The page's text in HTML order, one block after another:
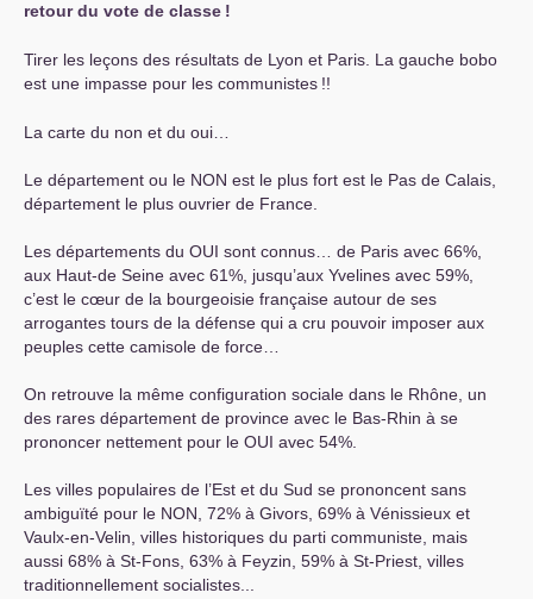
retour du vote de classe !
Tirer les leçons des résultats de Lyon et Paris. La gauche bobo
est une impasse pour les communistes !!
La carte du non et du oui…
Le département ou le NON est le plus fort est le Pas de Calais,
département le plus ouvrier de France.
Les départements du OUI sont connus… de Paris avec 66%,
aux Haut-de Seine avec 61%, jusqu’aux Yvelines avec 59%,
c’est le cœur de la bourgeoisie française autour de ses
arrogantes tours de la défense qui a cru pouvoir imposer aux
peuples cette camisole de force…
On retrouve la même configuration sociale dans le Rhône, un
des rares département de province avec le Bas-Rhin à se
prononcer nettement pour le OUI avec 54%.
Les villes populaires de l’Est et du Sud se prononcent sans
ambiguïté pour le NON , 72% à Givors, 69% à Vénissieux et
Vaulx-en-Velin, villes historiques du parti communiste, mais
aussi 68% à St-Fons, 63% à Feyzin, 59% à St-Priest, villes
traditionnellement socialistes...